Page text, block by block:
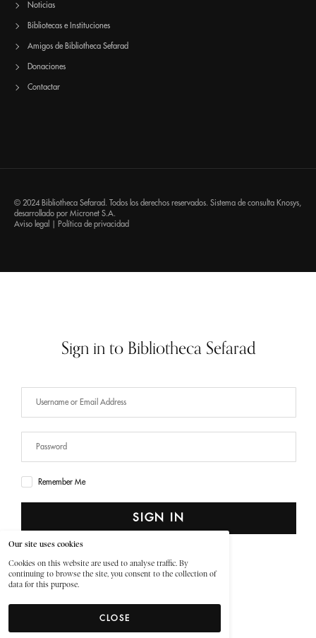
Noticias
Bibliotecas e Instituciones
Amigos de Bibliotheca Sefarad
Donaciones
Contactar
© 2024 Bibliotheca Sefarad. Todos los derechos reservados. Sistema de consulta Knosys
desarrollado por Micronet S.A.
Aviso legal
Política de privacidad
Our site uses cookies
Cookies on this website are used to analyse traffic. By
continuing to browse the site, you consent to the collection of
data for this purpose.
CLOSE
Sign in to Bibliotheca Sefarad
Remember Me
SIGN IN